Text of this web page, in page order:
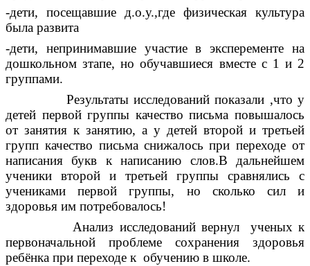
-дети, посещавшие д.о.у.,где физическая культура
была развита
-дети, непринимавшие участие в эксперементе на
дошкольном зтапе, но обучавшиеся вместе с 1 и 2
группами.
Результаты исследований показали ,что у
детей первой группы качество письма повышалось
от занятия к занятию, а у детей второй и третьей
групп качество письма снижалось при переходе от
написания букв к написанию слов.В дальнейшем
ученики второй и третьей группы сравнялись с
учениками первой группы, но сколько сил и
здоровья им потребовалось!
Анализ исследований вернул ученых к
первоначальной проблеме сохранения здоровья
ребёнка при переходе к обучению в школе.